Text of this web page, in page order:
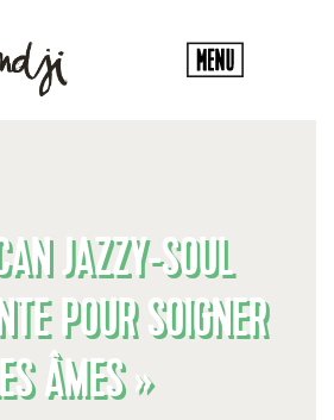
JAZZY-SOUL
POUR SOIGNER
ÂMES »